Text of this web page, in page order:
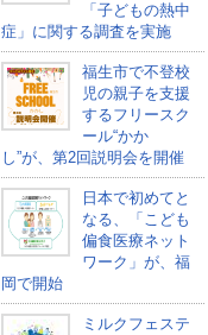
「子どもの熱中
症」に関する調査を実施
福生市で不登校
児の親子を支援
するフリースク
ール“かか
し”が、第2回説明会を開催
日本で初めてと
なる、「こども
偏食医療ネット
ワーク」が、福
岡で開始
ミルクフェステ